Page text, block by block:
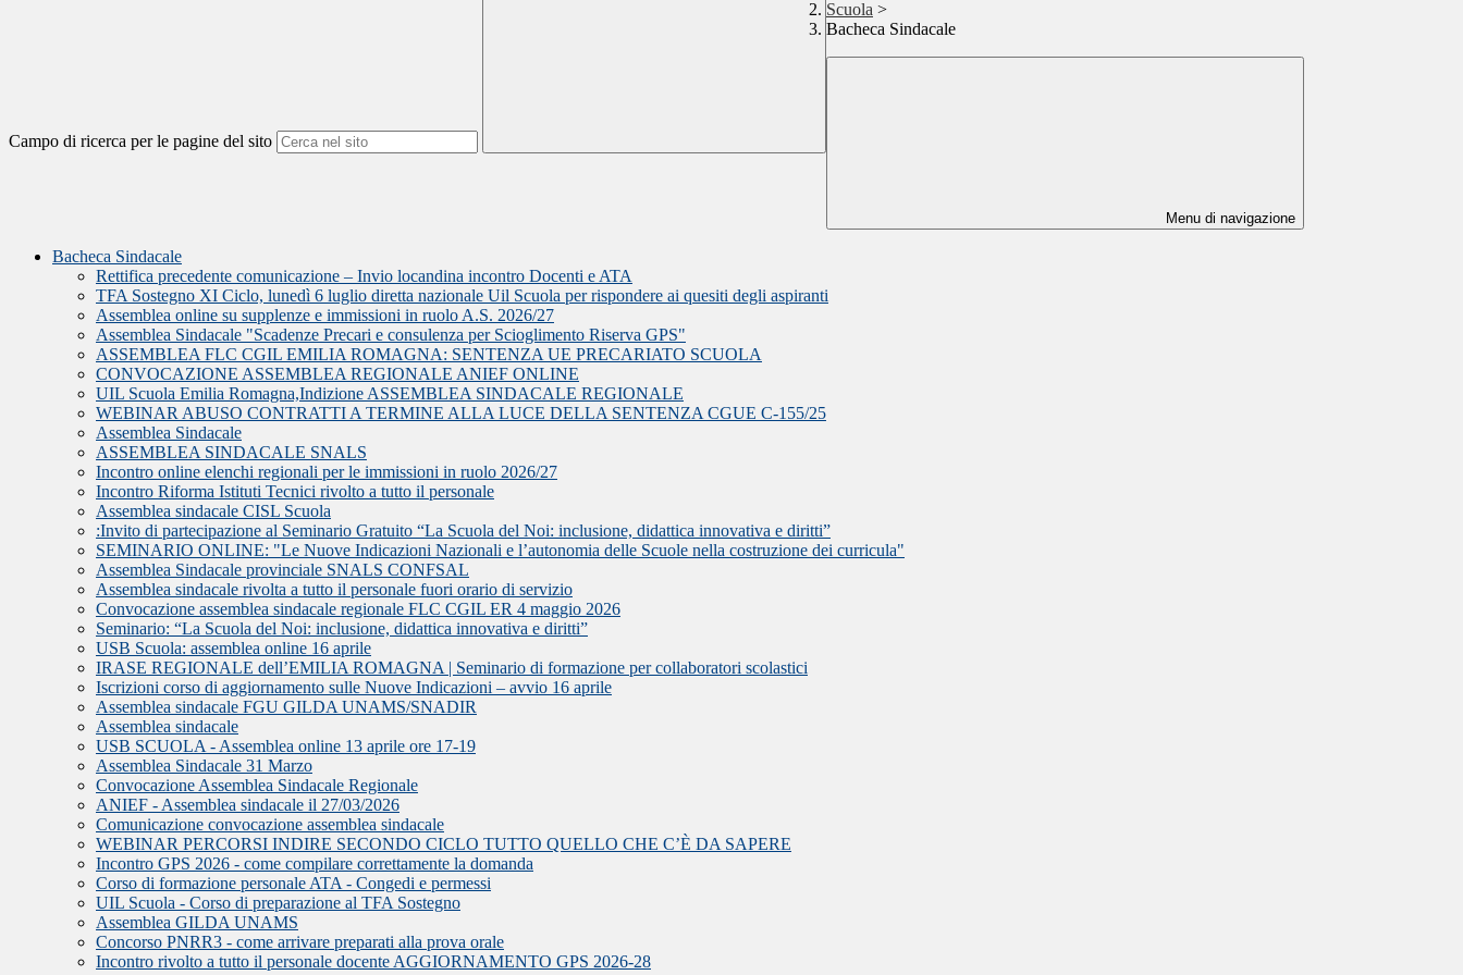
Campo di ricerca per le pagine del sito
Scuola >
Bacheca Sindacale
Menu di navigazione
Bacheca Sindacale
Rettifica precedente comunicazione – Invio locandina incontro Docenti e ATA
TFA Sostegno XI Ciclo, lunedì 6 luglio diretta nazionale Uil Scuola per rispondere ai quesiti degli aspiranti
Assemblea online su supplenze e immissioni in ruolo A.S. 2026/27
Assemblea Sindacale "Scadenze Precari e consulenza per Scioglimento Riserva GPS"
ASSEMBLEA FLC CGIL EMILIA ROMAGNA: SENTENZA UE PRECARIATO SCUOLA
CONVOCAZIONE ASSEMBLEA REGIONALE ANIEF ONLINE
UIL Scuola Emilia Romagna,Indizione ASSEMBLEA SINDACALE REGIONALE
WEBINAR ABUSO CONTRATTI A TERMINE ALLA LUCE DELLA SENTENZA CGUE C‑155/25
Assemblea Sindacale
ASSEMBLEA SINDACALE SNALS
Incontro online elenchi regionali per le immissioni in ruolo 2026/27
Incontro Riforma Istituti Tecnici rivolto a tutto il personale
Assemblea sindacale CISL Scuola
:Invito di partecipazione al Seminario Gratuito “La Scuola del Noi: inclusione, didattica innovativa e diritti”
SEMINARIO ONLINE: "Le Nuove Indicazioni Nazionali e l’autonomia delle Scuole nella costruzione dei curricula"
Assemblea Sindacale provinciale SNALS CONFSAL
Assemblea sindacale rivolta a tutto il personale fuori orario di servizio
Convocazione assemblea sindacale regionale FLC CGIL ER 4 maggio 2026
Seminario: “La Scuola del Noi: inclusione, didattica innovativa e diritti”
USB Scuola: assemblea online 16 aprile
IRASE REGIONALE dell’EMILIA ROMAGNA | Seminario di formazione per collaboratori scolastici
Iscrizioni corso di aggiornamento sulle Nuove Indicazioni – avvio 16 aprile
Assemblea sindacale FGU GILDA UNAMS/SNADIR
Assemblea sindacale
USB SCUOLA - Assemblea online 13 aprile ore 17-19
Assemblea Sindacale 31 Marzo
Convocazione Assemblea Sindacale Regionale
ANIEF - Assemblea sindacale il 27/03/2026
Comunicazione convocazione assemblea sindacale
WEBINAR PERCORSI INDIRE SECONDO CICLO TUTTO QUELLO CHE C’È DA SAPERE
Incontro GPS 2026 - come compilare correttamente la domanda
Corso di formazione personale ATA - Congedi e permessi
UIL Scuola - Corso di preparazione al TFA Sostegno
Assemblea GILDA UNAMS
Concorso PNRR3 - come arrivare preparati alla prova orale
Incontro rivolto a tutto il personale docente AGGIORNAMENTO GPS 2026-28